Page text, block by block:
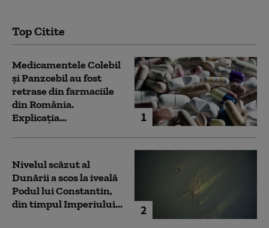
Top Citite
1
Medicamentele Colebil
și Panzcebil au fost
retrase din farmaciile
din România.
Explicația...
2
Nivelul scăzut al
Dunării a scos la iveală
Podul lui Constantin,
din timpul Imperiului...